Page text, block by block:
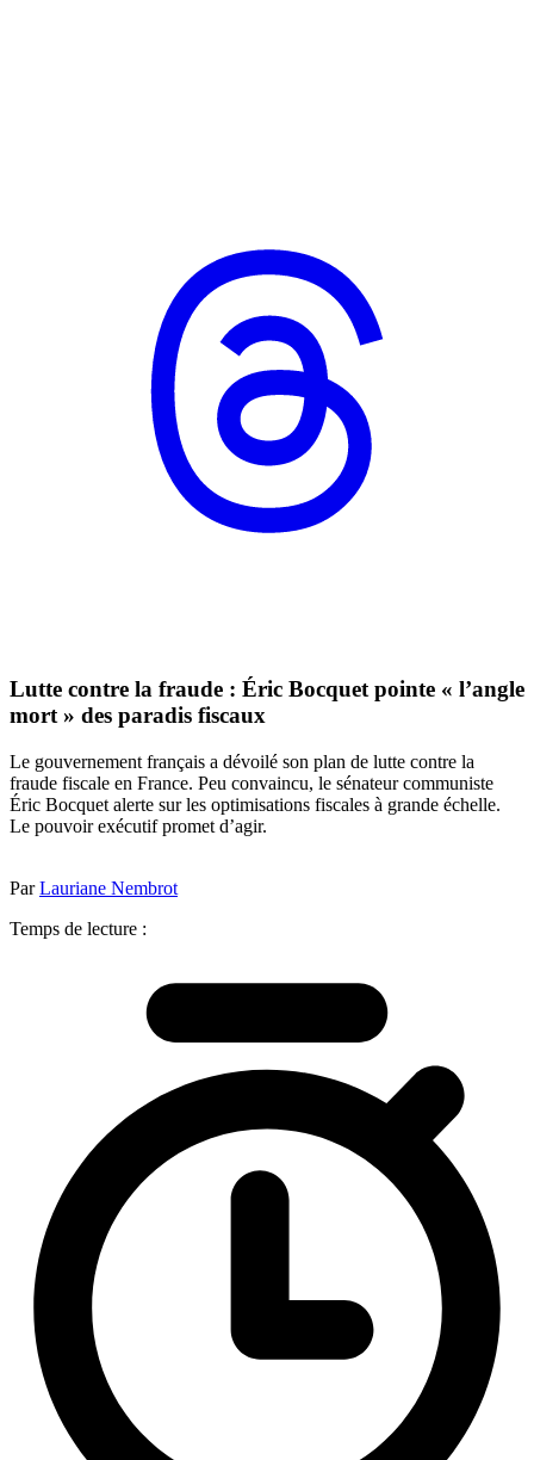
Lutte contre la fraude : Éric Bocquet pointe « l’angle
mort » des paradis fiscaux
Le gouvernement français a dévoilé son plan de lutte contre la
fraude fiscale en France. Peu convaincu, le sénateur communiste
Éric Bocquet alerte sur les optimisations fiscales à grande échelle.
Le pouvoir exécutif promet d’agir.
ParLauriane Nembrot
Temps de lecture :